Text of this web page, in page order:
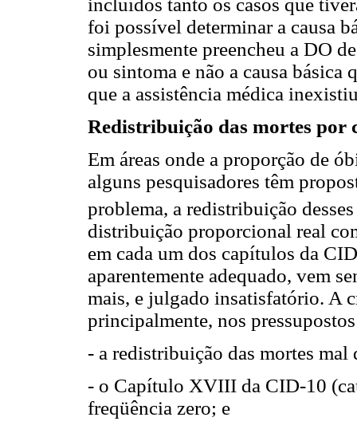
incluídos tanto os casos que
foi possível determinar a causa
simplesmente preencheu a DO
ou sintoma e não a causa básica
que a assistência médica
Redistribuição das mortes por
Em áreas onde a proporção de
alguns pesquisadores têm
problema, a redistribuição desses
distribuição proporcional real
em cada um dos capítulos da
aparentemente adequado, vem
mais, e julgado insatisfatório. A
principalmente, nos
- a redistribuição das mortes
- o Capítulo XVIII da CID-10
freqüência zero; e